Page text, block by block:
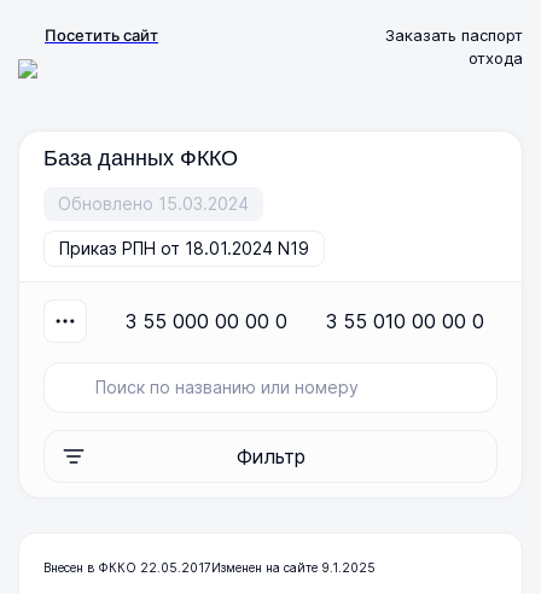
Посетить сайт
Заказать паспорт
отхода
База данных ФККО
Обновлено 15.03.2024
Приказ РПН от 18.01.2024 N19
3 55 000 00 00 0 3 55 010 00 00 0
Фильтр
Внесен в ФККО 22.05.2017Изменен на сайте 9.1.2025